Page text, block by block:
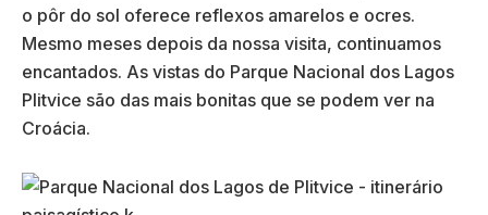
o pôr do sol oferece reflexos amarelos e ocres.
Mesmo meses depois da nossa visita, continuamos
encantados. As vistas do Parque Nacional dos Lagos
Plitvice são das mais bonitas que se podem ver na
Croácia.